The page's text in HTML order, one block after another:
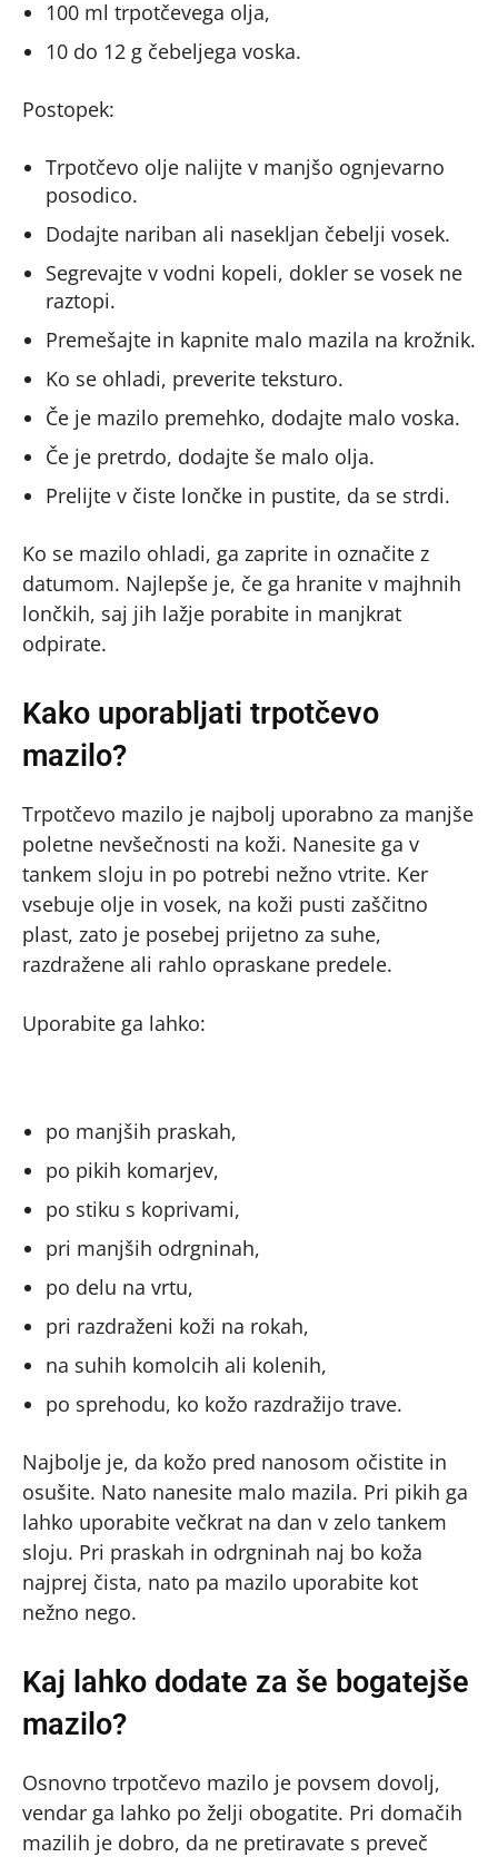
100 ml trpotčevega olja,
10 do 12 g čebeljega voska.
Postopek:
Trpotčevo olje nalijte v manjšo ognjevarno
posodico.
Dodajte nariban ali nasekljan čebelji vosek.
Segrevajte v vodni kopeli, dokler se vosek ne
raztopi.
Premešajte in kapnite malo mazila na krožnik.
Ko se ohladi, preverite teksturo.
Če je mazilo premehko, dodajte malo voska.
Če je pretrdo, dodajte še malo olja.
Prelijte v čiste lončke in pustite, da se strdi.
Ko se mazilo ohladi, ga zaprite in označite z
datumom. Najlepše je, če ga hranite v majhnih
lončkih, saj jih lažje porabite in manjkrat
odpirate.
Kako uporabljati trpotčevo
mazilo?
Trpotčevo mazilo je najbolj uporabno za manjše
poletne nevšečnosti na koži. Nanesite ga v
tankem sloju in po potrebi nežno vtrite. Ker
vsebuje olje in vosek, na koži pusti zaščitno
plast, zato je posebej prijetno za suhe,
razdražene ali rahlo opraskane predele.
Uporabite ga lahko:
po manjših praskah,
po pikih komarjev,
po stiku s koprivami,
pri manjših odrgninah,
po delu na vrtu,
pri razdraženi koži na rokah,
na suhih komolcih ali kolenih,
po sprehodu, ko kožo razdražijo trave.
Najbolje je, da kožo pred nanosom očistite in
osušite. Nato nanesite malo mazila. Pri pikih ga
lahko uporabite večkrat na dan v zelo tankem
sloju. Pri praskah in odrgninah naj bo koža
najprej čista, nato pa mazilo uporabite kot
nežno nego.
Kaj lahko dodate za še bogatejše
mazilo?
Osnovno trpotčevo mazilo je povsem dovolj,
vendar ga lahko po želji obogatite. Pri domačih
mazilih je dobro, da ne pretiravate s preveč